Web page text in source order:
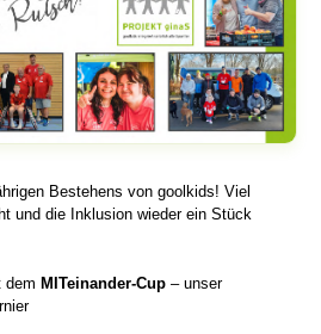
Bestehens von goolkids! Viel
und die Inklusion wieder ein Stück
dem MITeinander-Cup – unser